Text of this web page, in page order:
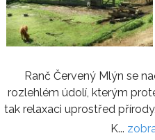
Ranč Červený Mlýn se
rozlehlém údolí, kterým
tak relaxaci uprostřed
K...